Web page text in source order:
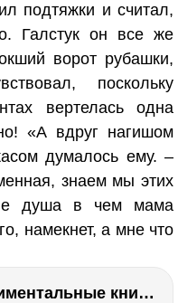
подтяжки и считал,
Галстук он все же
ворот рубашки,
поскольку
вертелась одна
«А вдруг нагишом
думалось ему. –
знаем мы этих
душа в чем мама
намекнет, а мне что
Оооочень добрые и сентиментальные книги. Бабушка велела кланяться и История Артура Трулава